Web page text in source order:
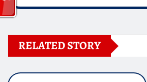
RELATED STORY